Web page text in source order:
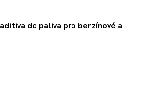
aditiva do paliva pro benzínové a